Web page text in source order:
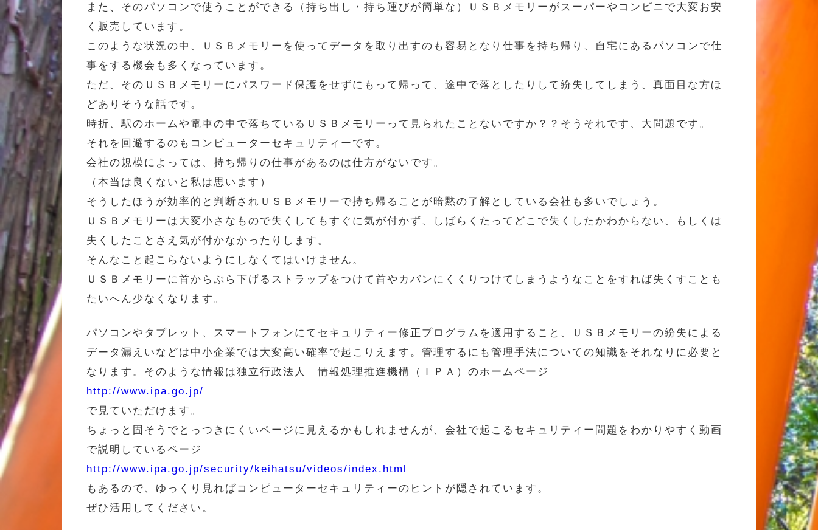
また、そのパソコンで使うことができる（持ち出し・持ち運びが簡単な）ＵＳＢメモリーがスーパーやコンビニで大変お安
く販売しています。
このような状況の中、ＵＳＢメモリーを使ってデータを取り出すのも容易となり仕事を持ち帰り、自宅にあるパソコンで仕
事をする機会も多くなっています。
ただ、そのＵＳＢメモリーにパスワード保護をせずにもって帰って、途中で落としたりして紛失してしまう、真面目な方ほ
どありそうな話です。
時折、駅のホームや電車の中で落ちているＵＳＢメモリーって見られたことないですか？？そうそれです、大問題です。
それを回避するのもコンピューターセキュリティーです。
会社の規模によっては、持ち帰りの仕事があるのは仕方がないです。
（本当は良くないと私は思います）
そうしたほうが効率的と判断されＵＳＢメモリーで持ち帰ることが暗黙の了解としている会社も多いでしょう。
ＵＳＢメモリーは大変小さなもので失くしてもすぐに気が付かず、しばらくたってどこで失くしたかわからない、もしくは
失くしたことさえ気が付かなかったりします。
そんなこと起こらないようにしなくてはいけません。
ＵＳＢメモリーに首からぶら下げるストラップをつけて首やカバンにくくりつけてしまうようなことをすれば失くすことも
たいへん少なくなります。
パソコンやタブレット、スマートフォンにてセキュリティー修正プログラムを適用すること、ＵＳＢメモリーの紛失による
データ漏えいなどは中小企業では大変高い確率で起こりえます。管理するにも管理手法についての知識をそれなりに必要と
なります。そのような情報は独立行政法人 情報処理推進機構（ＩＰＡ）のホームページ
http://www.ipa.go.jp/
で見ていただけます。
ちょっと固そうでとっつきにくいページに見えるかもしれませんが、会社で起こるセキュリティー問題をわかりやすく動画
で説明しているページ
http://www.ipa.go.jp/security/keihatsu/videos/index.html
もあるので、ゆっくり見ればコンピューターセキュリティーのヒントが隠されています。
ぜひ活用してください。